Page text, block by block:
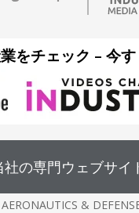
をチェック – 今す
社の専門ウェブサイ
AERONAUTICS &